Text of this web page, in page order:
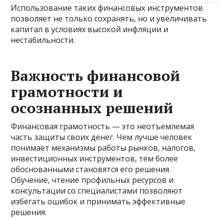
Использование таких финансовых инструментов
позволяет не только сохранять, но и увеличивать
капитал в условиях высокой инфляции и
нестабильности.
Важность финансовой
грамотности и
осознанных решений
Финансовая грамотность — это неотъемлемая
часть защиты своих денег. Чем лучше человек
понимает механизмы работы рынков, налогов,
инвестиционных инструментов, тем более
обоснованными становятся его решения.
Обучение, чтение профильных ресурсов и
консультации со специалистами позволяют
избегать ошибок и принимать эффективные
решения.